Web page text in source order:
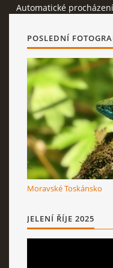
Milan Hořejší © 2026
Automatické
POSLEDNÍ
Moravské Toskánsko
JELENÍ ŘÍJE 2025